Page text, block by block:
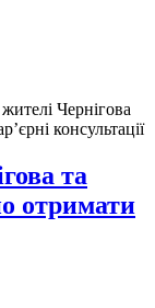
Чернігова
консультації
та
отримати